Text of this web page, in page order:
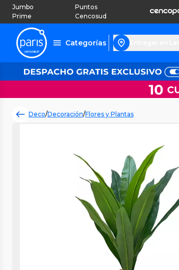
Jumbo
Prime
Puntos
Cencosud
Categorías
Deco/Decoración/Flores y Plantas